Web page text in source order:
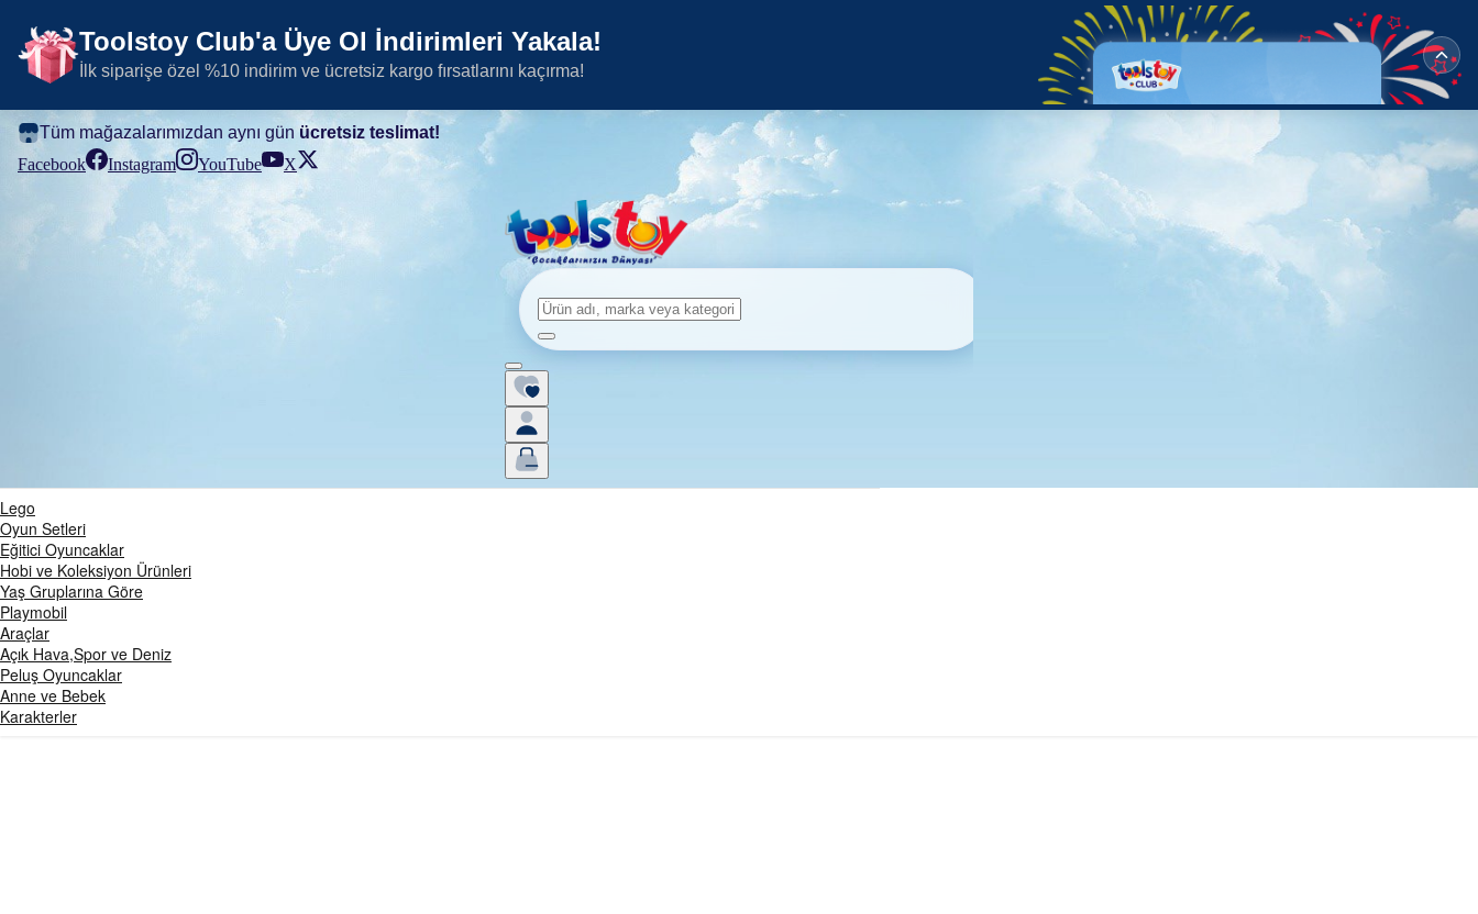
Toolstoy Club'a Üye Ol İndirimleri Yakala!
İlk siparişe özel %10 indirim ve ücretsiz kargo fırsatlarını kaçırma!
Tüm mağazalarımızdan aynı gün ücretsiz teslimat!
Facebook
Instagram YouTube X
Lego
Oyun Setleri
Eğitici Oyuncaklar
Hobi ve Koleksiyon Ürünleri
Yaş Gruplarına Göre
Playmobil
Araçlar
Açık Hava,Spor ve Deniz
Peluş Oyuncaklar
Anne ve Bebek
Karakterler